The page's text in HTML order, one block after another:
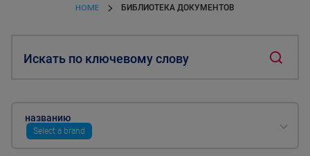
HOME БИБЛИОТЕКА ДОКУМЕНТОВ
Искать по ключевому слову
названию
Select a brand